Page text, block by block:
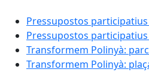
Pressupostos participatius
Pressupostos participatius
Transformem Polinyà:
Transformem Polinyà: